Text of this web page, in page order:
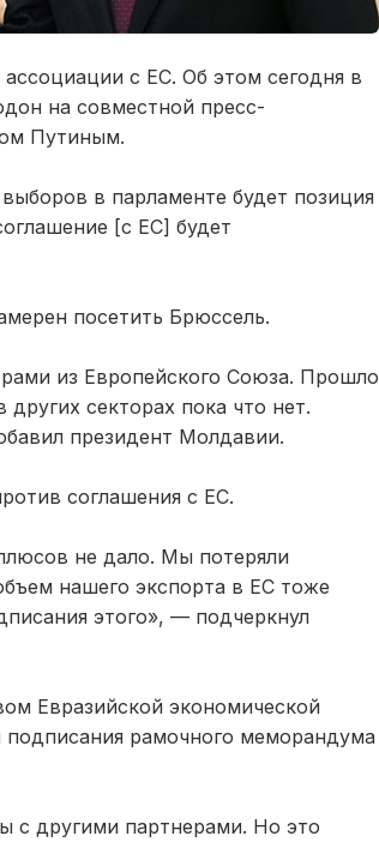
с ЕС. Об этом сегодня в
на совместной пресс-
Путиным.
в парламенте будет позиция
[с ЕС] будет
посетить Брюссель.
из Европейского Союза. Прошло
секторах пока что нет.
президент Молдавии.
соглашения с ЕС.
не дало. Мы потеряли
нашего экспорта в ЕС тоже
этого», — подчеркнул
Евразийской экономической
рамочного меморандума
с другими партнерами. Но это